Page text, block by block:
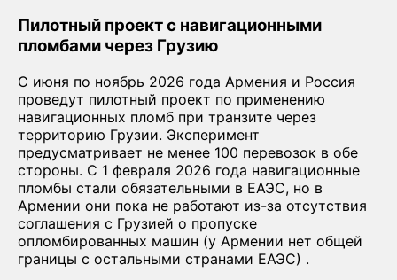
Пилотный проект с навигационными
пломбами через Грузию
С июня по ноябрь 2026 года Армения и Россия
проведут пилотный проект по применению
навигационных пломб при транзите через
территорию Грузии. Эксперимент
предусматривает не менее 100 перевозок в обе
стороны. С 1 февраля 2026 года навигационные
пломбы стали обязательными в ЕАЭС, но в
Армении они пока не работают из-за отсутствия
соглашения с Грузией о пропуске
опломбированных машин (у Армении нет общей
границы с остальными странами ЕАЭС) .